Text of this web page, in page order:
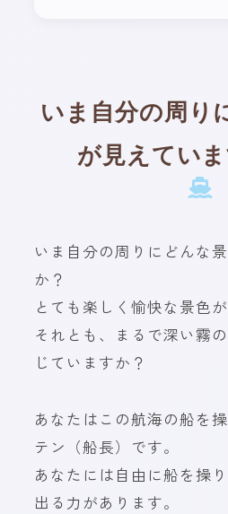
いま自分の周り
が見えてい
いま自分の周りにどんな
か？
とても楽しく愉快な景色
それとも、まるで深い霧
じていますか？
あなたはこの航海の船を
テン（船長）です。
あなたには自由に船を操
出る力があります。